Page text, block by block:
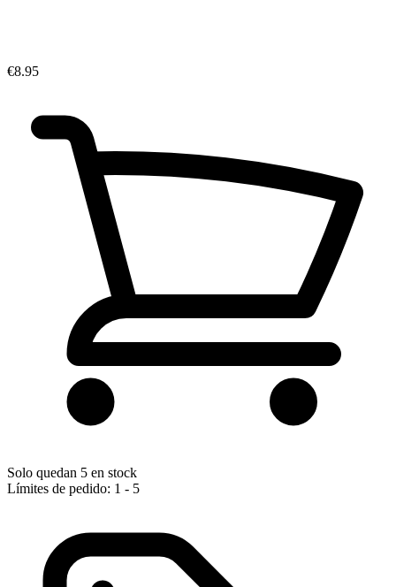
€8.95
Solo quedan 5 en stock
Límites de pedido: 1 - 5